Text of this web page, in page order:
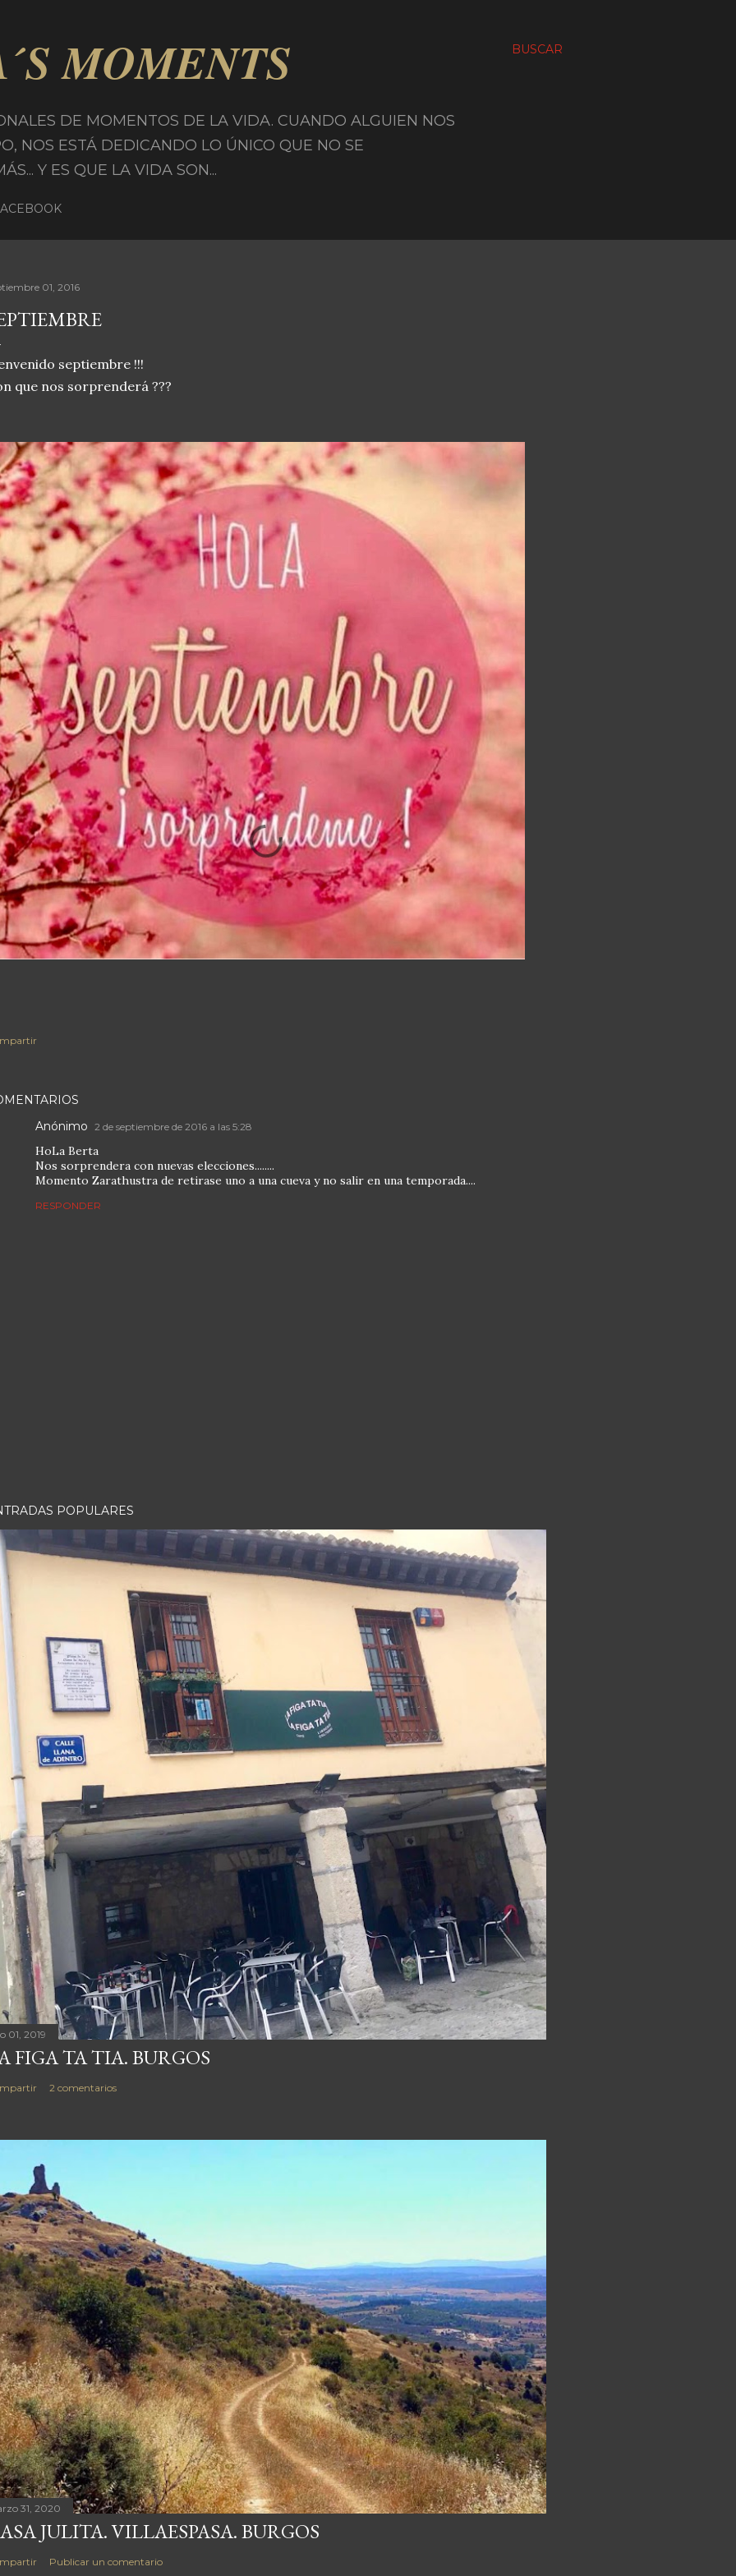
BUSCAR
MOMENTS
DE MOMENTOS DE LA VIDA. CUANDO ALGUIEN NOS
NOS ESTÁ DEDICANDO LO ÚNICO QUE NO SE
Y ES QUE LA VIDA SON...
01, 2016
septiembre !!!
que nos sorprenderá ???
Anónimo 2 de septiembre de 2016 a las 5:28
HoLa Berta
Nos sorprendera con nuevas elecciones........
Momento Zarathustra de retirase uno a una cueva y no salir en una temporada....
RESPONDER
POPULARES
01, 2019
FIGA TA TIA. BURGOS
2 comentarios
31, 2020
JULITA. VILLAESPASA. BURGOS
Publicar un comentario